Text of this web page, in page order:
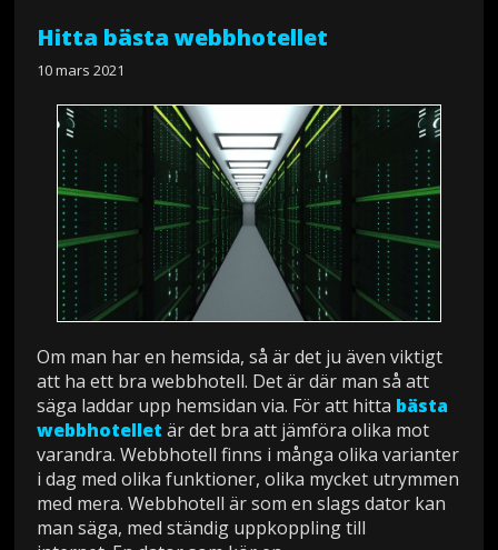
Hitta bästa webbhotellet
10 mars 2021
Om man har en hemsida, så är det ju även viktigt
att ha ett bra webbhotell. Det är där man så att
säga laddar upp hemsidan via. För att hitta bästa
webbhotellet är det bra att jämföra olika mot
varandra. Webbhotell finns i många olika varianter
i dag med olika funktioner, olika mycket utrymmen
med mera. Webbhotell är som en slags dator kan
man säga, med ständig uppkoppling till